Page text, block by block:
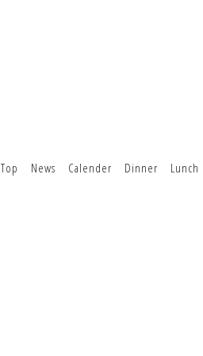
Top News Calender Dinner Lunch